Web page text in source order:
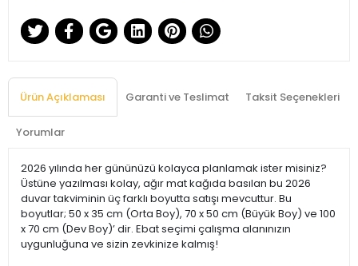
Ürün Açıklaması Garanti ve Teslimat Taksit Seçenekleri
Yorumlar
2026 yılında her gününüzü kolayca planlamak ister misiniz?
Üstüne yazılması kolay, ağır mat kağıda basılan bu 2026
duvar takviminin üç farklı boyutta satışı mevcuttur. Bu
boyutlar; 50 x 35 cm (Orta Boy), 70 x 50 cm (Büyük Boy) ve 100
x 70 cm (Dev Boy)’ dir. Ebat seçimi çalışma alanınızın
uygunluğuna ve sizin zevkinize kalmış!